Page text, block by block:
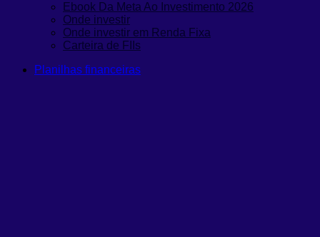
Ebook Da Meta Ao Investimento 2026
Onde investir
Onde investir em Renda Fixa
Carteira de FIIs
Planilhas financeiras